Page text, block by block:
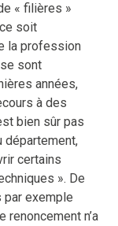
« filières »
soit
la profession
sont
années,
à des
bien sûr pas
département,
certains
». De
par exemple
n’a